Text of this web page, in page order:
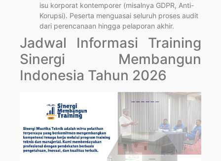
isu korporat kontemporer (misalnya GDPR, Anti-
Korupsi). Peserta menguasai seluruh proses audit
dari perencanaan hingga pelaporan akhir.
Jadwal Informasi Training
Sinergi Membangun
Indonesia Tahun 2026